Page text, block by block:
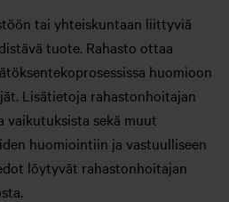
tai yhteiskuntaan liittyviä
tuote. Rahasto ottaa
huomioon
Lisätietoja rahastonhoitajan
vaikutuksista sekä muut
huomiointiin ja vastuulliseen
löytyvät rahastonhoitajan